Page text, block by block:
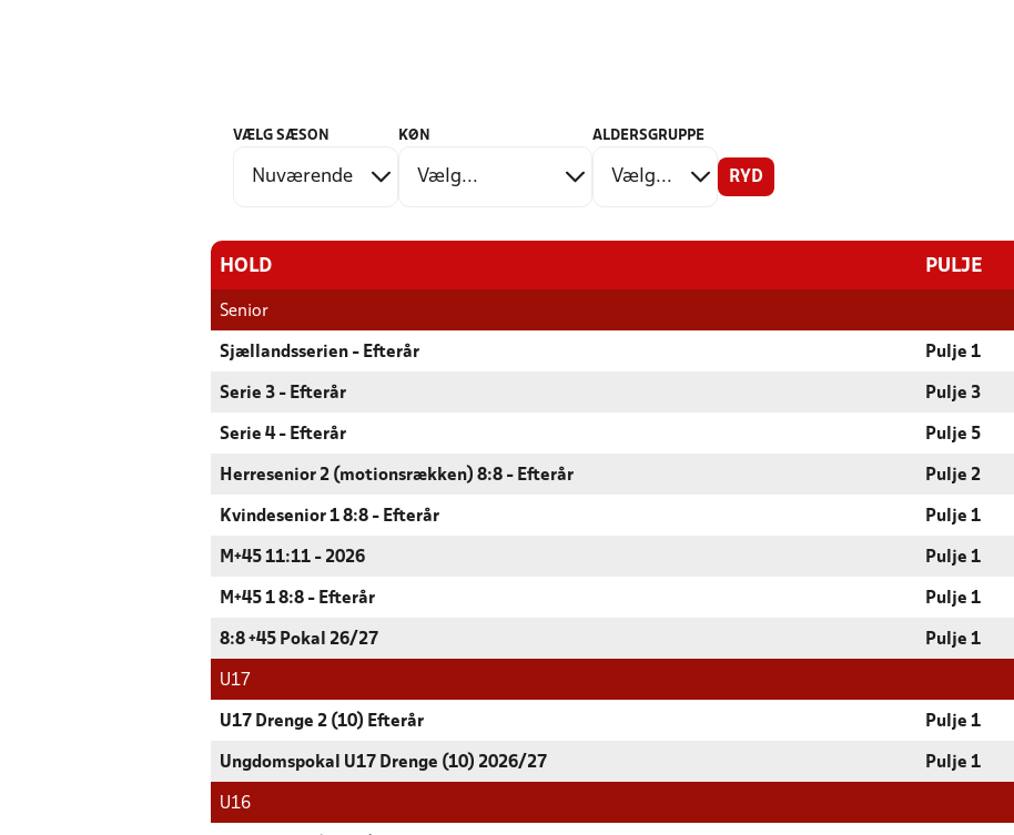
VÆLG SÆSON KØN ALDERSGRUPPE
RYD
HOLD PULJE
Senior
Sjællandsserien - Efterår Pulje 1
Serie 3 - Efterår Pulje 3
Serie 4 - Efterår Pulje 5
Herresenior 2 (motionsrækken) 8:8 - Efterår Pulje 2
Kvindesenior 1 8:8 - Efterår Pulje 1
M+45 11:11 - 2026 Pulje 1
M+45 1 8:8 - Efterår Pulje 1
8:8 +45 Pokal 26/27 Pulje 1
U17
U17 Drenge 2 (10) Efterår Pulje 1
Ungdomspokal U17 Drenge (10) 2026/27 Pulje 1
U16